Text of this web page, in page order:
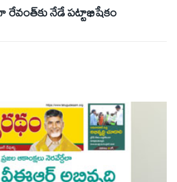
నేడే పట్టాభిషేకం